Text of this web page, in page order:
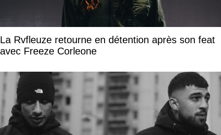
La Rvfleuze retourne en détention après son feat
avec Freeze Corleone